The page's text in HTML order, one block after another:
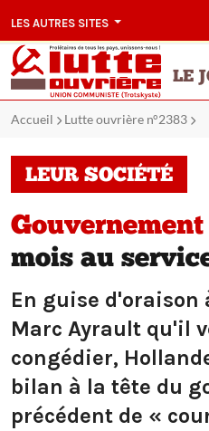
LES AUTRES SITES
LE
Accueil Lutte ouvrière n°2383
LEUR SOCIÉTÉ
mois au
En guise d'oraison
Marc Ayrault qu'il
congédier,
bilan à la tête du
précédent de «